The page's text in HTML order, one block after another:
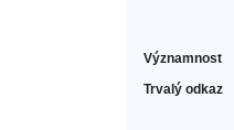
Významnost
Trvalý odkaz